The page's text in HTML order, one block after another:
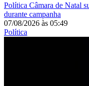
Política Câmara de Natal
durante campanha
07/08/2026 às 05:49
Política